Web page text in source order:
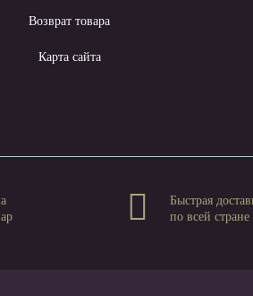
Возврат товара
Карта сайта
Быстрая
по всей стране